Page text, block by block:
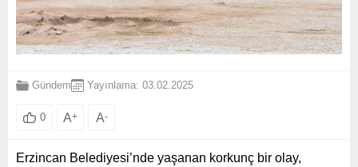
Gündem Yayınlama: 03.02.2025
0 A+ A-
Erzincan Belediyesi’nde yaşanan korkunç bir olay,